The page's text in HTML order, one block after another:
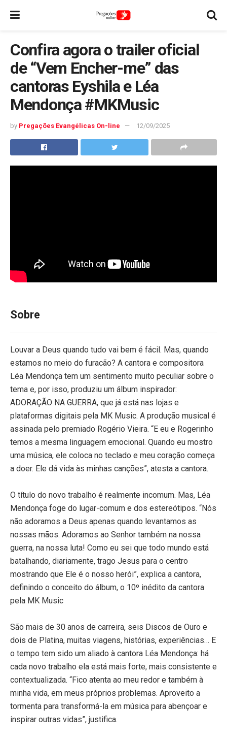
Confira agora o trailer oficial
de “Vem Encher-me” das
cantoras Eyshila e Léa
Mendonça #MKMusic
by Pregações Evangélicas On-line 12/09/2025
Sobre
Louvar a Deus quando tudo vai bem é fácil. Mas, quando
estamos no meio do furacão? A cantora e compositora
Léa Mendonça tem um sentimento muito peculiar sobre o
tema e, por isso, produziu um álbum inspirador:
ADORAÇÃO NA GUERRA, que já está nas lojas e
plataformas digitais pela MK Music. A produção musical é
assinada pelo premiado Rogério Vieira. “E eu e Rogerinho
temos a mesma linguagem emocional. Quando eu mostro
uma música, ele coloca no teclado e meu coração começa
a doer. Ele dá vida às minhas canções”, atesta a cantora.
O título do novo trabalho é realmente incomum. Mas, Léa
Mendonça foge do lugar-comum e dos estereótipos. “Nós
não adoramos a Deus apenas quando levantamos as
nossas mãos. Adoramos ao Senhor também na nossa
guerra, na nossa luta! Como eu sei que todo mundo está
batalhando, diariamente, trago Jesus para o centro
mostrando que Ele é o nosso herói”, explica a cantora,
definindo o conceito do álbum, o 10º inédito da cantora
pela MK Music
São mais de 30 anos de carreira, seis Discos de Ouro e
dois de Platina, muitas viagens, histórias, experiências… E
o tempo tem sido um aliado à cantora Léa Mendonça: há
cada novo trabalho ela está mais forte, mais consistente e
contextualizada. “Fico atenta ao meu redor e também à
minha vida, em meus próprios problemas. Aproveito a
tormenta para transformá-la em música para abençoar e
inspirar outras vidas”, justifica.